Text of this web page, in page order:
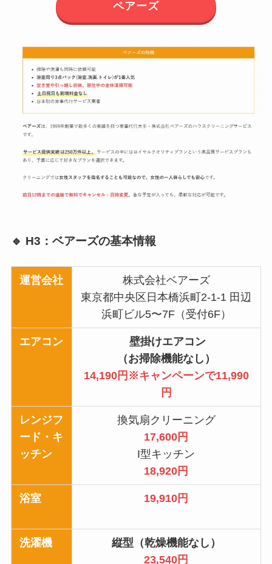
ペアーズ
🔹 H3：ベアーズの基本情報
運営会社
株式会社ベアーズ
東京都中央区日本橋浜町2-1-1 田辺
浜町ビル5〜7F（受付6F）
エアコン
壁掛けエアコン
（お掃除機能なし）
14,190円※キャンペーンで11,990
円
レンジフ
ード・キ
ッチン
換気扇クリーニング
17,600円
I型キッチン
18,920円
浴室 19,910円
洗濯機
縦型（乾燥機能なし）
23,540円